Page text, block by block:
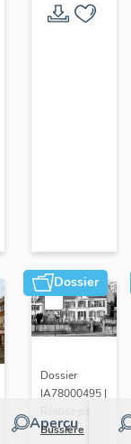
Dossier
Aperçu
Dossier
IA78000495 |
Bussière